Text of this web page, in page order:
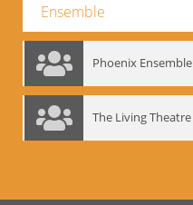
Ensemble
Phoenix Ensemble
The Living Theatre